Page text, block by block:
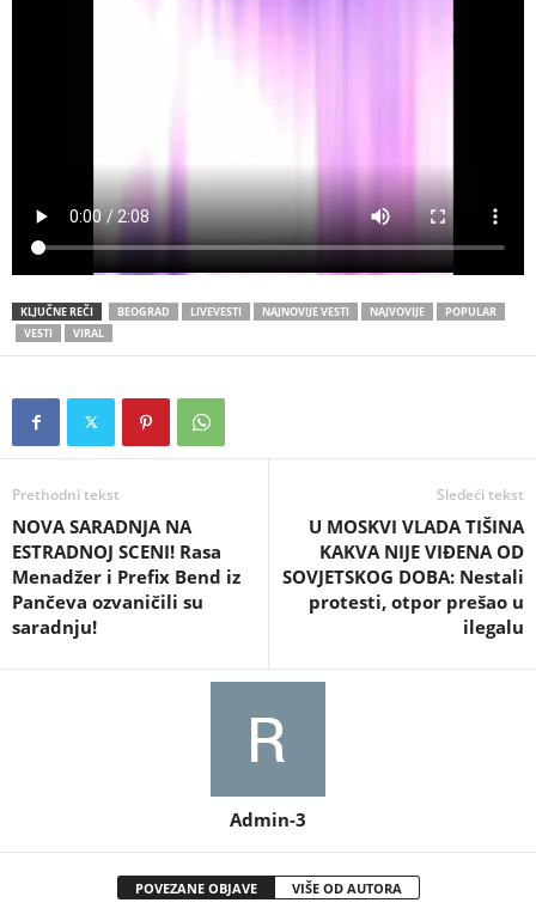
KLJUČNE REČI BEOGRAD LIVEVESTI NAJNOVIJE VESTI NAJVOVIJE
POPULAR
VESTI
VIRAL
Prethodni tekst
NOVA SARADNJA NA
ESTRADNOJ SCENI! Rasa
Menadžer i Prefix Bend iz
Pančeva ozvaničili su
saradnju!
Sledeći tekst
U MOSKVI VLADA TIŠINA
KAKVA NIJE VIĐENA OD
SOVJETSKOG DOBA: Nestali
protesti, otpor prešao u
ilegalu
Admin-3
POVEZANE OBJAVE VIŠE OD AUTORA